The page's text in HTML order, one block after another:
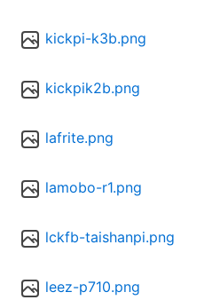
kickpi-k3b.png
kickpik2b.png
lafrite.png
lamobo-r1.png
lckfb-taishanpi.png
leez-p710.png